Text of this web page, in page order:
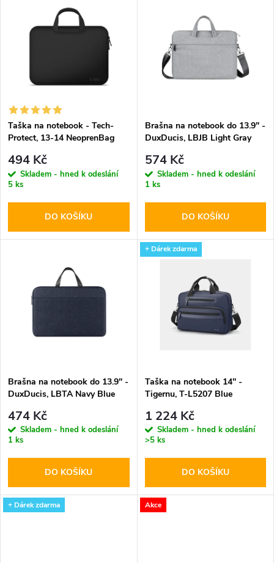
í
p
r
o
d
Abecedně
s
p
r
o
d
Taška na notebook - Tech-
Protect, 13-14 NeoprenBag
494 Kč
Skladem - hned k odeslání
5 ks
DO KOŠÍKU
Brašna na notebook do 13.9" -
DuxDucis, LBJB Light Gray
574 Kč
Skladem - hned k odeslání
1 ks
DO KOŠÍKU
Brašna na notebook do 13.9" -
DuxDucis, LBTA Navy Blue
474 Kč
Skladem - hned k odeslání
1 ks
DO KOŠÍKU
+ Dárek zdarma
Taška na notebook 14'' -
Tigernu, T-L5207 Blue
1 224 Kč
Skladem - hned k odeslání
>5 ks
DO KOŠÍKU
+ Dárek zdarma Akce